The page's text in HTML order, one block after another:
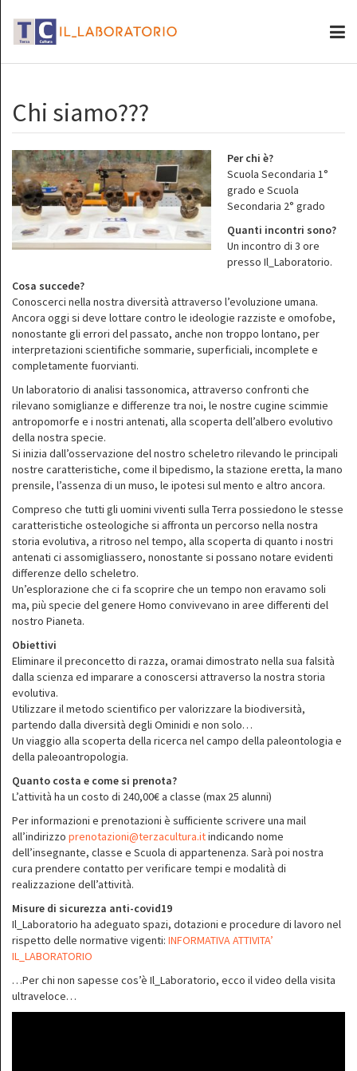
Chi siamo???
Per chi è?
Scuola Secondaria 1°
grado e Scuola
Secondaria 2° grado
Quanti incontri sono?
Un incontro di 3 ore
presso Il_Laboratorio.
Cosa succede?
Conoscerci nella nostra diversità attraverso l’evoluzione umana.
Ancora oggi si deve lottare contro le ideologie razziste e omofobe,
nonostante gli errori del passato, anche non troppo lontano, per
interpretazioni scientifiche sommarie, superficiali, incomplete e
completamente fuorvianti.
Un laboratorio di analisi tassonomica, attraverso confronti che
rilevano somiglianze e differenze tra noi, le nostre cugine scimmie
antropomorfe e i nostri antenati, alla scoperta dell’albero evolutivo
della nostra specie.
Si inizia dall’osservazione del nostro scheletro rilevando le principali
nostre caratteristiche, come il bipedismo, la stazione eretta, la mano
prensile, l’assenza di un muso, le ipotesi sul mento e altro ancora.
Compreso che tutti gli uomini viventi sulla Terra possiedono le stesse
caratteristiche osteologiche si affronta un percorso nella nostra
storia evolutiva, a ritroso nel tempo, alla scoperta di quanto i nostri
antenati ci assomigliassero, nonostante si possano notare evidenti
differenze dello scheletro.
Un’esplorazione che ci fa scoprire che un tempo non eravamo soli
ma, più specie del genere Homo convivevano in aree differenti del
nostro Pianeta.
Obiettivi
Eliminare il preconcetto di razza, oramai dimostrato nella sua falsità
dalla scienza ed imparare a conoscersi attraverso la nostra storia
evolutiva.
Utilizzare il metodo scientifico per valorizzare la biodiversità,
partendo dalla diversità degli Ominidi e non solo…
Un viaggio alla scoperta della ricerca nel campo della paleontologia e
della paleoantropologia.
Quanto costa e come si prenota?
L’attività ha un costo di 240,00€ a classe (max 25 alunni)
Per informazioni e prenotazioni è sufficiente scrivere una mail
all’indirizzo prenotazioni@terzacultura.itindicando nome
dell’insegnante, classe e Scuola di appartenenza. Sarà poi nostra
cura prendere contatto per verificare tempi e modalità di
realizzazione dell’attività.
Misure di sicurezza anti-covid19
Il_Laboratorio ha adeguato spazi, dotazioni e procedure di lavoro nel
rispetto delle normative vigenti: INFORMATIVA ATTIVITA’
IL_LABORATORIO
…Per chi non sapesse cos’è Il_Laboratorio, ecco il video della visita
ultraveloce…